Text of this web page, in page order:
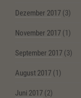
Dezember 2017 (3)
November 2017 (1)
September 2017 (3)
August 2017 (1)
Juni 2017 (2)